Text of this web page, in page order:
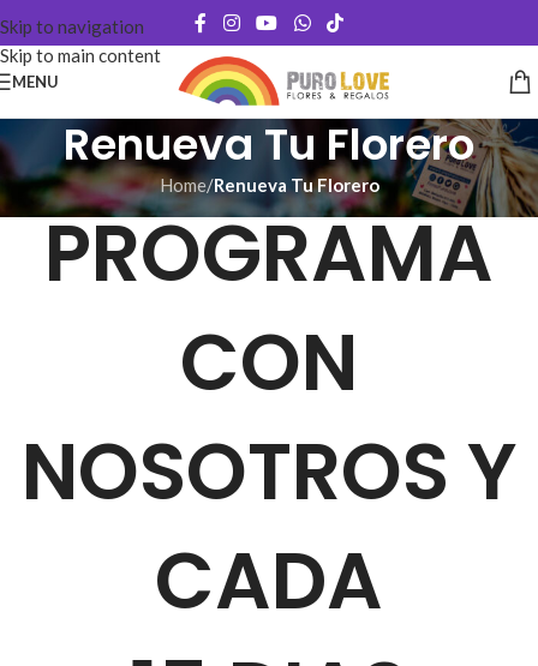
Skip to navigation
Skip to main content
MENU
Renueva Tu Florero
Home/Renueva Tu Florero
PROGRAMA
CON
NOSOTROS Y
CADA